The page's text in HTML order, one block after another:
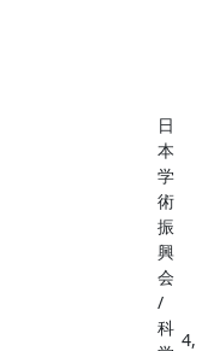
日
本
学
術
振
興
会
/
科
4,